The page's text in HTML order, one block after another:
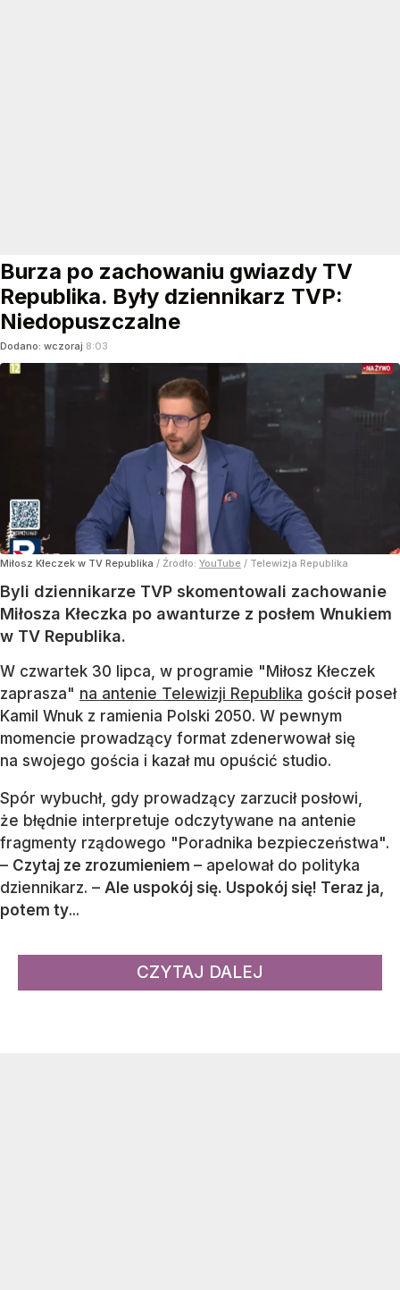
Burza po zachowaniu gwiazdy TV
Republika. Były dziennikarz TVP:
Niedopuszczalne
Dodano: wczoraj 8:03
Miłosz Kłeczek w TV Republika / Źródło: YouTube / Telewizja Republika
Byli dziennikarze TVP skomentowali zachowanie
Miłosza Kłeczka po awanturze z posłem Wnukiem
w TV Republika.
W czwartek 30 lipca, w programie "Miłosz Kłeczek
zaprasza" na antenie Telewizji Republika gościł poseł
Kamil Wnuk z ramienia Polski 2050. W pewnym
momencie prowadzący format zdenerwował się
na swojego gościa i kazał mu opuścić studio.
Spór wybuchł, gdy prowadzący zarzucił posłowi,
że błędnie interpretuje odczytywane na antenie
fragmenty rządowego "Poradnika bezpieczeństwa".
– Czytaj ze zrozumieniem – apelował do polityka
dziennikarz. – Ale uspokój się. Uspokój się! Teraz ja,
potem ty...
CZYTAJ DALEJ